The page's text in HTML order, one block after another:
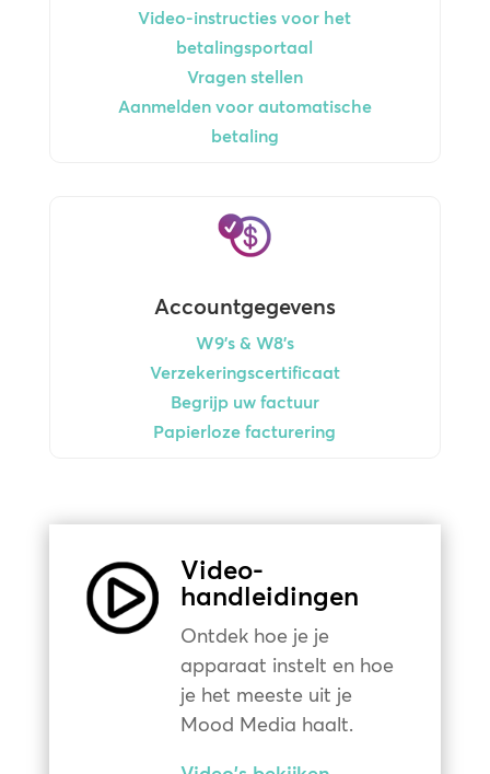
Video-instructies voor het
betalingsportaal
Vragen stellen
Aanmelden voor automatische
betaling
Accountgegevens
W9's & W8's
Verzekeringscertificaat
Begrijp uw factuur
Papierloze facturering
Video-
handleidingen
Ontdek hoe je je
apparaat instelt en hoe
je het meeste uit je
Mood Media haalt.